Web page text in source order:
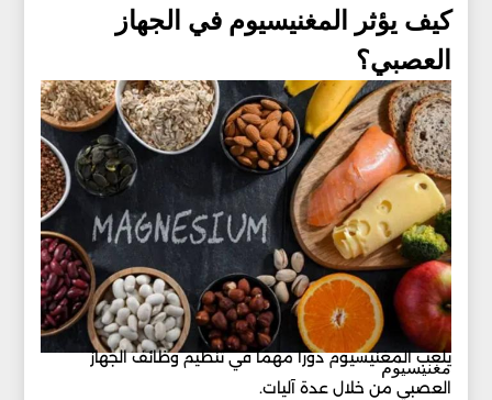
كيف يؤثر المغنيسيوم في الجهاز
العصبي؟
مغنيسيوم
يلعب المغنيسيوم دورًا مهمًا في تنظيم وظائف الجهاز
العصبي من خلال عدة آليات.